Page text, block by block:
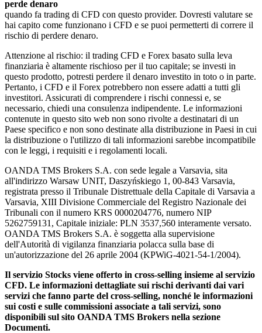
perde denaro
quando fa trading di CFD con questo provider. Dovresti valutare se
hai capito come funzionano i CFD e se puoi permetterti di correre il
rischio di perdere denaro.
Attenzione al rischio: il trading CFD e Forex basato sulla leva
finanziaria è altamente rischioso per il tuo capitale; se investi in
questo prodotto, potresti perdere il denaro investito in toto o in parte.
Pertanto, i CFD e il Forex potrebbero non essere adatti a tutti gli
investitori. Assicurati di comprendere i rischi connessi e, se
necessario, chiedi una consulenza indipendente. Le informazioni
contenute in questo sito web non sono rivolte a destinatari di un
Paese specifico e non sono destinate alla distribuzione in Paesi in cui
la distribuzione o l'utilizzo di tali informazioni sarebbe incompatibile
con le leggi, i requisiti e i regolamenti locali.
OANDA TMS Brokers S.A. con sede legale a Varsavia, sita
all'indirizzo Warsaw UNIT, Daszyńskiego 1, 00-843 Varsavia,
registrata presso il Tribunale Distrettuale della Capitale di Varsavia a
Varsavia, XIII Divisione Commerciale del Registro Nazionale dei
Tribunali con il numero KRS 0000204776, numero NIP
5262759131, Capitale iniziale: PLN 3537,560 interamente versato.
OANDA TMS Brokers S.A. è soggetta alla supervisione
dell'Autorità di vigilanza finanziaria polacca sulla base di
un'autorizzazione del 26 aprile 2004 (KPWiG-4021-54-1/2004).
Il servizio Stocks viene offerto in cross-selling insieme al servizio
CFD. Le informazioni dettagliate sui rischi derivanti dai vari
servizi che fanno parte del cross-selling, nonché le informazioni
sui costi e sulle commissioni associate a tali servizi, sono
disponibili sul sito OANDA TMS Brokers nella sezione
Documenti.